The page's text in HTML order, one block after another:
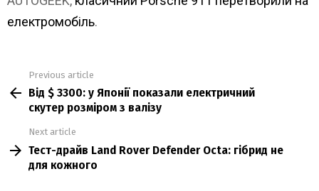
електромобіль.
more
Previous article
Від $ 3300: у Японії показали електричний
скутер розміром з валізу
Next article
Тест-драйв Land Rover Defender Octa: гібрид не
для кожного